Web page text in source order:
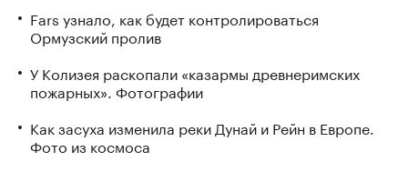
Fars узнало, как будет контролироваться
Ормузский пролив
У Колизея раскопали «казармы древнеримских
пожарных». Фотографии
Как засуха изменила реки Дунай и Рейн в Европе.
Фото из космоса